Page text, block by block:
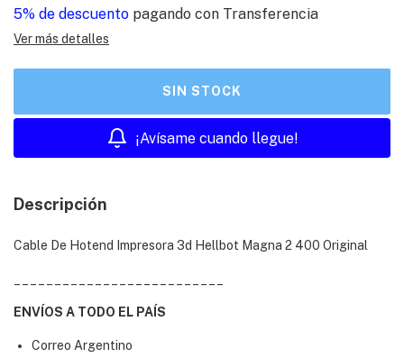
5% de descuento pagando con Transferencia
Ver más detalles
¡Avísame cuando llegue!
Descripción
Cable De Hotend Impresora 3d Hellbot Magna 2 400 Original
ENVÍOS A TODO EL PAÍS
Correo Argentino